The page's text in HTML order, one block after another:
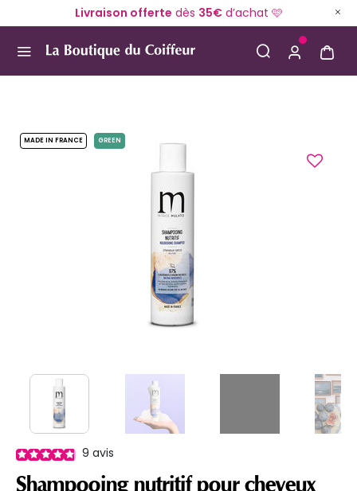
Livraison offerte dès 35€d’achat 🩷
MADE IN FRANCE GREEN
9 avis
Shampooing nutritif pour cheveux